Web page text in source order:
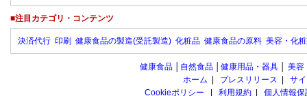
■注目カテゴリ・コンテンツ
決済代行 印刷 健康食品の製造(受託製造) 化粧品 健康食品の原料 美容・化
健康食品 自然食品 健康用品・器具 美容
ホーム
プレスリリース
サ
Cookieポリシー
利用規約 個人情報